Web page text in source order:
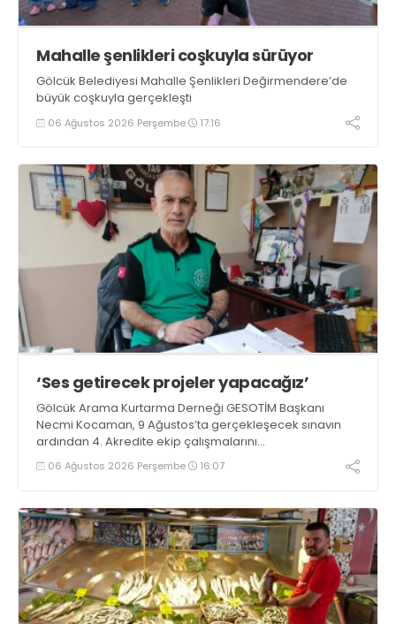
Mahalle şenlikleri coşkuyla sürüyor
Gölcük Belediyesi Mahalle Şenlikleri Değirmendere’de
büyük coşkuyla gerçekleşti
06 Ağustos 2026 Perşembe 17:16
‘Ses getirecek projeler yapacağız’
Gölcük Arama Kurtarma Derneği GESOTİM Başkanı
Necmi Kocaman, 9 Ağustos’ta gerçekleşecek sınavın
ardından 4. Akredite ekip çalışmalarını
tamamlayacaklarını ifade ederek açıklamalarda
bulundu. Kocaman, “Gölcük’te ve Kocaeli genelinde ses
06 Ağustos 2026 Perşembe 16:07